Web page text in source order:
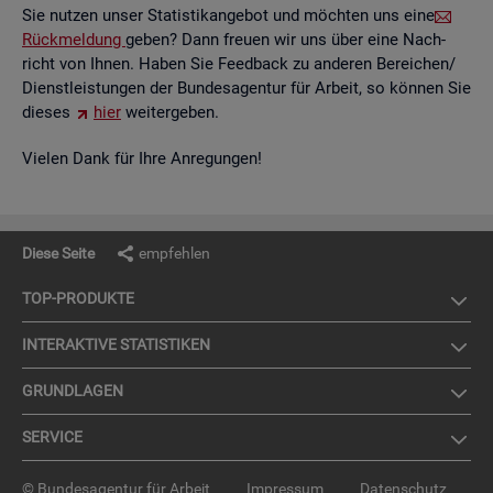
Sie nut­zen unser Sta­tis­tik­an­ge­bot und möch­ten uns eine
Rück­mel­dung geben? Dann freu­en wir uns über eine Nach­
richt von Ihnen. Haben Sie Feed­back zu an­de­ren Be­rei­chen/
Dienst­leis­tun­gen der Bun­des­agen­tur für Ar­beit, so kön­nen Sie
die­ses
hier wei­ter­ge­ben.
Vie­len Dank für Ihre An­re­gun­gen!
Diese Seite empfehlen
TOP-PRO­DUK­TE
IN­TER­AK­TI­VE STA­TIS­TI­KEN
GRUND­LA­GEN
SER­VICE
© Bundesagentur für Arbeit Impressum Datenschutz